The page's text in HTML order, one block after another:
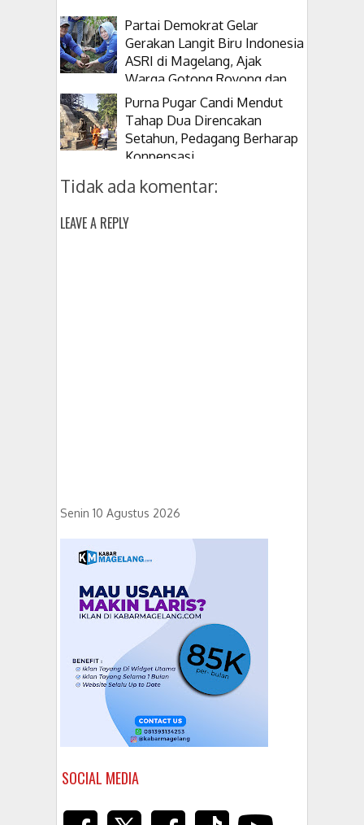
Partai Demokrat Gelar
Gerakan Langit Biru Indonesia
ASRI di Magelang, Ajak
Warga Gotong Royong dan
Tanam Pohon
Purna Pugar Candi Mendut
Tahap Dua Direncakan
Setahun, Pedagang Berharap
Konpensasi
Tidak ada komentar:
LEAVE A REPLY
Senin 10 Agustus 2026
SOCIAL MEDIA